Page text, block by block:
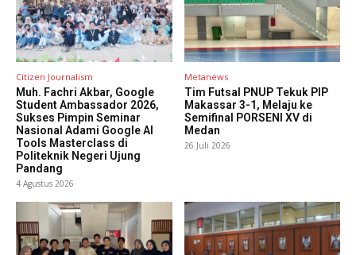
Citizen Journalism
Muh. Fachri Akbar, Google
Student Ambassador 2026,
Sukses Pimpin Seminar
Nasional Adami Google AI
Tools Masterclass di
Politeknik Negeri Ujung
Pandang
4 Agustus 2026
Metanews
Tim Futsal PNUP Tekuk PIP
Makassar 3-1, Melaju ke
Semifinal PORSENI XV di
Medan
26 Juli 2026